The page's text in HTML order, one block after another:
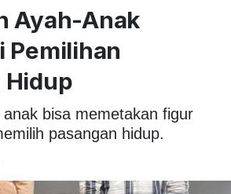
Ayah-Anak
Pemilihan
Hidup
bisa memetakan figur
pasangan hidup.